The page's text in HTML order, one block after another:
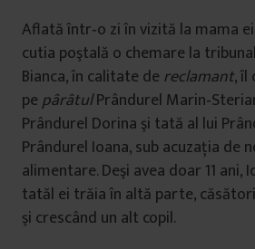
Aflată într‐o zi în vizită la mama
cutia poştală o chemare la
Bianca, în calitate de reclamant, îl
pepârâtulPrândurel
Prândurel Dorina şi tată al lui
Prândurel Ioana, sub acuzaţia de
alimentare. Deşi avea doar 11 ani,
tatăl ei trăia în altă parte,
şi crescând un alt copil.